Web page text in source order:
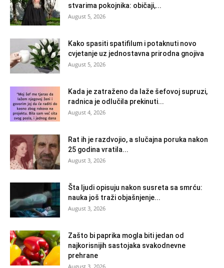
stvarima pokojnika: običaji,...
August 5, 2026
Kako spasiti spatifilum i potaknuti novo
cvjetanje uz jednostavna prirodna gnojiva
August 5, 2026
Kada je zatraženo da laže šefovoj supruzi,
radnica je odlučila prekinuti...
August 4, 2026
Rat ih je razdvojio, a slučajna poruka nakon
25 godina vratila...
August 3, 2026
Šta ljudi opisuju nakon susreta sa smrću:
nauka još traži objašnjenje...
August 3, 2026
Zašto bi paprika mogla biti jedan od
najkorisnijih sastojaka svakodnevne
prehrane
August 3, 2026